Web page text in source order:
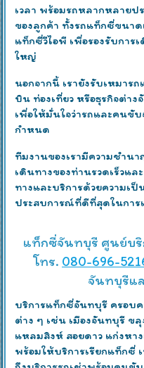
เวลา พร้อมรถหลากหลายป
ของลูกค้า ทั้งรถแท็กซี่ขนา
แท็กซี่วีไอพี เพื่อรองรับกา
ใหญ่
นอกจากนี้ เรายังรับเหมาร
บิน ท่องเที่ยว หรือธุรกิจต่า
เพื่อให้มั่นใจว่ารถและคนขั
กำหนด
ทีมงานของเรามีความชำน
เดินทางของท่านรวดเร็วแ
ทางและบริการด้วยความเ
ประสบการณ์ที่ดีที่สุดในการ
แท็กซี่จันทบุรี ศูนย์บ
โทร. 080-696-
จันทบุรีแ
บริการแท็กซี่จันทบุรี ครอบ
ต่าง ๆ เช่น เมืองจันทบุรี ข
แหลมสิงห์ สอยดาว แก่งหา
พร้อมให้บริการเรียกแท็กซี่